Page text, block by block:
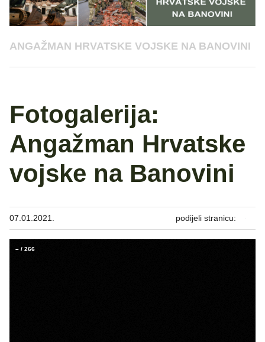
ANGAŽMAN HRVATSKE VOJSKE NA BANOVINI
Fotogalerija:
Angažman Hrvatske
vojske na Banovini
07.01.2021. podijeli stranicu:
– / 266